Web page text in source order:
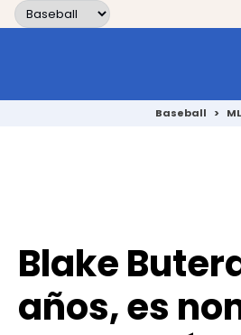
Skip to content
Baseball >
Blake
años, es